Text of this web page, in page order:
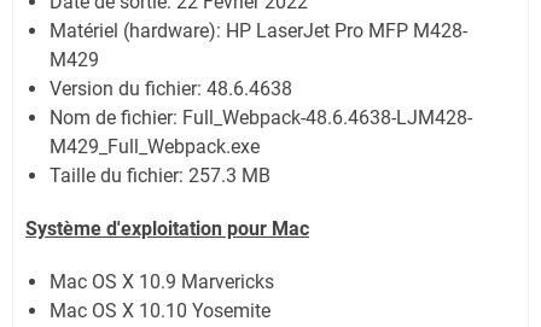
Matériel (hardware): HP LaserJet Pro MFP M428-
M429
Version du fichier: 48.6.4638
Nom de fichier: Full_Webpack-48.6.4638-LJM428-
M429_Full_Webpack.exe
Taille du fichier: 257.3 MB
Système d'exploitation pour Mac
Mac OS X 10.9 Marvericks
Mac OS X 10.10 Yosemite